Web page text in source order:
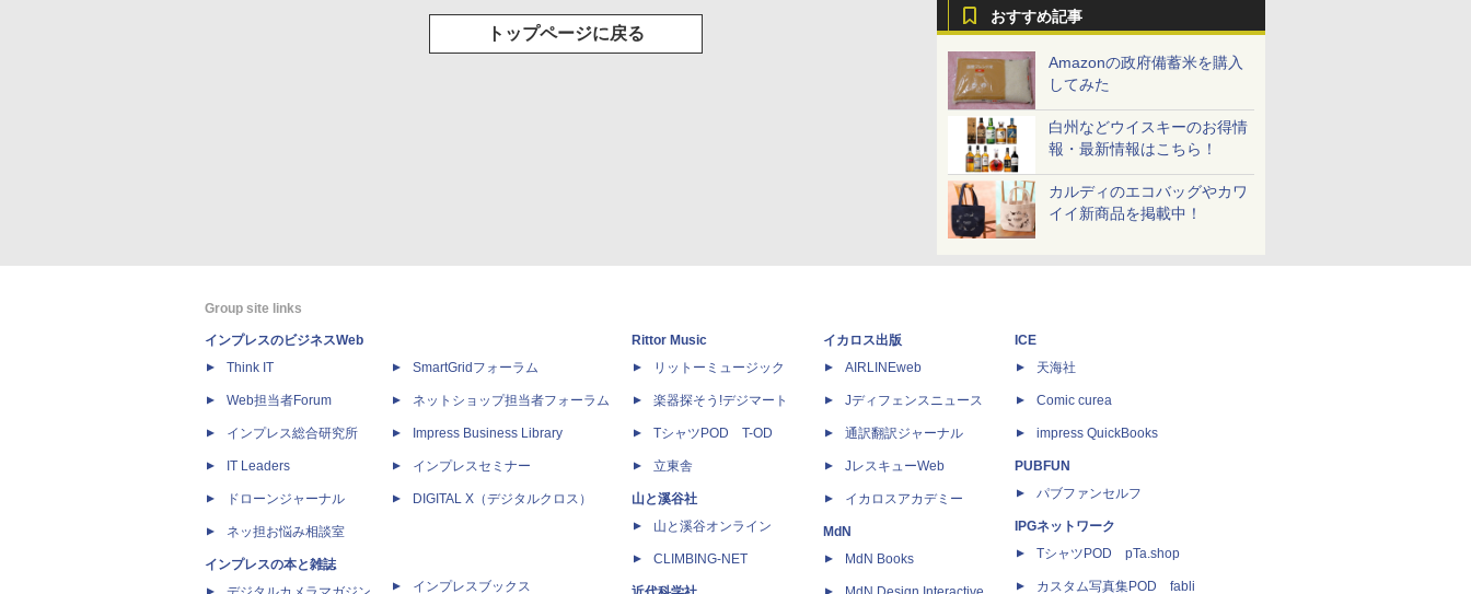
おすすめ記事
Amazonの政府備蓄米を購入
してみた
白州などウイスキーのお得情
報・最新情報はこちら！
カルディのエコバッグやカワ
イイ新商品を掲載中！
トップページに戻る
Group site links
インプレスのビジネスWeb
Think IT
Web担当者Forum
インプレス総合研究所
IT Leaders
ドローンジャーナル
ネッ担お悩み相談室
インプレスの本と雑誌
SmartGridフォーラム
ネットショップ担当者フォーラム
Impress Business Library
インプレスセミナー
DIGITAL X（デジタルクロス）
インプレスブックス
Rittor Music
リットーミュージック
楽器探そう!デジマート
TシャツPOD T-OD
立東舎
山と溪谷社
山と溪谷オンライン
CLIMBING-NET
イカロス出版
AIRLINEweb
Jディフェンスニュース
通訳翻訳ジャーナル
JレスキューWeb
イカロスアカデミー
MdN
MdN Books
ICE
天海社
Comic curea
impress QuickBooks
PUBFUN
パブファンセルフ
IPGネットワーク
TシャツPOD pTa.shop
カスタム写真集POD fabli